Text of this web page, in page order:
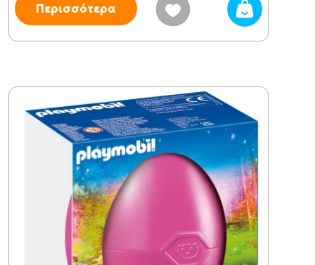
Περισσότερα